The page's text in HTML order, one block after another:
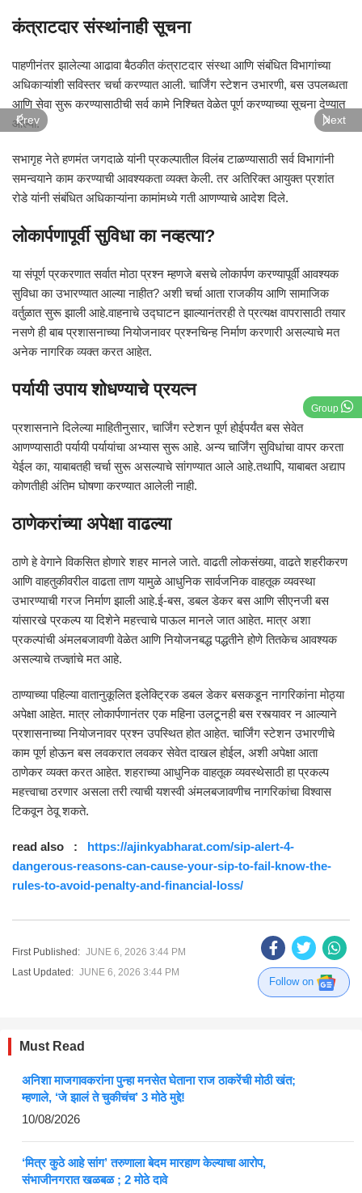
Group
कंत्राटदार संस्थांनाही सूचना
पाहणीनंतर झालेल्या आढावा बैठकीत कंत्राटदार संस्था आणि संबंधित विभागांच्या
अधिकाऱ्यांशी सविस्तर चर्चा करण्यात आली. चार्जिंग स्टेशन उभारणी, बस उपलब्धता
आणि सेवा सुरू करण्यासाठीची सर्व कामे निश्चित वेळेत पूर्ण करण्याच्या सूचना देण्यात
आल्या.
सभागृह नेते हणमंत जगदाळे यांनी प्रकल्पातील विलंब टाळण्यासाठी सर्व विभागांनी
समन्वयाने काम करण्याची आवश्यकता व्यक्त केली. तर अतिरिक्त आयुक्त प्रशांत
रोडे यांनी संबंधित अधिकाऱ्यांना कामांमध्ये गती आणण्याचे आदेश दिले.
लोकार्पणापूर्वी सुविधा का नव्हत्या?
या संपूर्ण प्रकरणात सर्वात मोठा प्रश्न म्हणजे बसचे लोकार्पण करण्यापूर्वी आवश्यक
सुविधा का उभारण्यात आल्या नाहीत? अशी चर्चा आता राजकीय आणि सामाजिक
वर्तुळात सुरू झाली आहे.वाहनाचे उद्घाटन झाल्यानंतरही ते प्रत्यक्ष वापरासाठी तयार
नसणे ही बाब प्रशासनाच्या नियोजनावर प्रश्नचिन्ह निर्माण करणारी असल्याचे मत
अनेक नागरिक व्यक्त करत आहेत.
पर्यायी उपाय शोधण्याचे प्रयत्न
प्रशासनाने दिलेल्या माहितीनुसार, चार्जिंग स्टेशन पूर्ण होईपर्यंत बस सेवेत
आणण्यासाठी पर्यायी पर्यायांचा अभ्यास सुरू आहे. अन्य चार्जिंग सुविधांचा वापर करता
येईल का, याबाबतही चर्चा सुरू असल्याचे सांगण्यात आले आहे.तथापि, याबाबत अद्याप
कोणतीही अंतिम घोषणा करण्यात आलेली नाही.
ठाणेकरांच्या अपेक्षा वाढल्या
ठाणे हे वेगाने विकसित होणारे शहर मानले जाते. वाढती लोकसंख्या, वाढते शहरीकरण
आणि वाहतुकीवरील वाढता ताण यामुळे आधुनिक सार्वजनिक वाहतूक व्यवस्था
उभारण्याची गरज निर्माण झाली आहे.ई-बस, डबल डेकर बस आणि सीएनजी बस
यांसारखे प्रकल्प या दिशेने महत्त्वाचे पाऊल मानले जात आहेत. मात्र अशा
प्रकल्पांची अंमलबजावणी वेळेत आणि नियोजनबद्ध पद्धतीने होणे तितकेच आवश्यक
असल्याचे तज्ज्ञांचे मत आहे.
ठाण्याच्या पहिल्या वातानुकूलित इलेक्ट्रिक डबल डेकर बसकडून नागरिकांना मोठ्या
अपेक्षा आहेत. मात्र लोकार्पणानंतर एक महिना उलटूनही बस रस्त्यावर न आल्याने
प्रशासनाच्या नियोजनावर प्रश्न उपस्थित होत आहेत. चार्जिंग स्टेशन उभारणीचे
काम पूर्ण होऊन बस लवकरात लवकर सेवेत दाखल होईल, अशी अपेक्षा आता
ठाणेकर व्यक्त करत आहेत. शहराच्या आधुनिक वाहतूक व्यवस्थेसाठी हा प्रकल्प
महत्त्वाचा ठरणार असला तरी त्याची यशस्वी अंमलबजावणीच नागरिकांचा विश्वास
टिकवून ठेवू शकते.
read also : https://ajinkyabharat.com/sip-alert-4-
dangerous-reasons-can-cause-your-sip-to-fail-know-the-
rules-to-avoid-penalty-and-financial-loss/
First Published: JUNE 6, 2026 3:44 PM
Last Updated: JUNE 6, 2026 3:44 PM
Follow on
Prev Next
Must Read
अनिशा माजगावकरांना पुन्हा मनसेत घेताना राज ठाकरेंची मोठी खंत;
म्हणाले, ‘जे झालं ते चुकीचंच’ 3 मोठे मुद्दे!
10/08/2026
‘मित्र कुठे आहे सांग’ तरुणाला बेदम मारहाण केल्याचा आरोप,
संभाजीनगरात खळबळ ; 2 मोठे दावे